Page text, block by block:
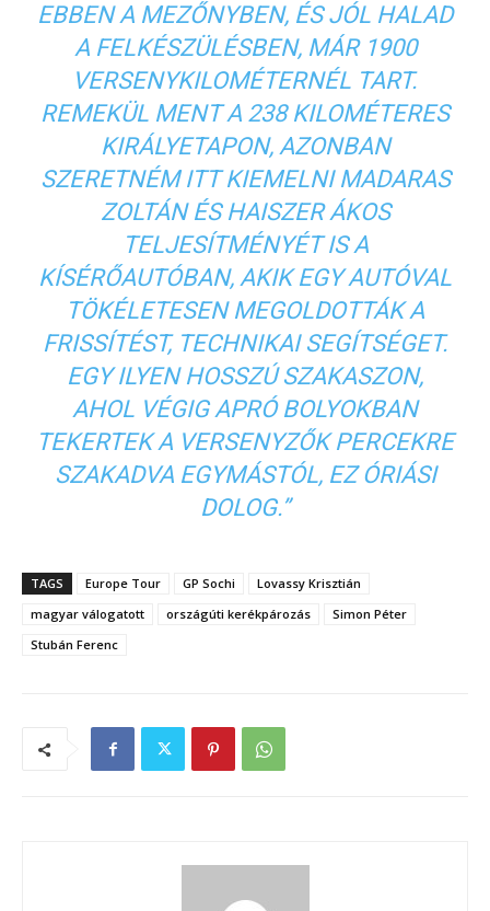
EBBEN A MEZŐNYBEN, ÉS JÓL HALAD
A FELKÉSZÜLÉSBEN, MÁR 1900
VERSENYKILOMÉTERNÉL TART.
REMEKÜL MENT A 238 KILOMÉTERES
KIRÁLYETAPON, AZONBAN
SZERETNÉM ITT KIEMELNI MADARAS
ZOLTÁN ÉS HAISZER ÁKOS
TELJESÍTMÉNYÉT IS A
KÍSÉRŐAUTÓBAN, AKIK EGY AUTÓVAL
TÖKÉLETESEN MEGOLDOTTÁK A
FRISSÍTÉST, TECHNIKAI SEGÍTSÉGET.
EGY ILYEN HOSSZÚ SZAKASZON,
AHOL VÉGIG APRÓ BOLYOKBAN
TEKERTEK A VERSENYZŐK PERCEKRE
SZAKADVA EGYMÁSTÓL, EZ ÓRIÁSI
DOLOG.”
TAGS Europe Tour GP Sochi
Lovassy Krisztián
magyar válogatott
országúti kerékpározás
Simon Péter
Stubán Ferenc